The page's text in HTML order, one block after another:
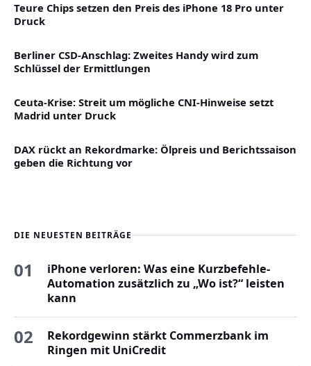
Teure Chips setzen den Preis des iPhone 18 Pro unter
Druck
Berliner CSD-Anschlag: Zweites Handy wird zum
Schlüssel der Ermittlungen
Ceuta-Krise: Streit um mögliche CNI-Hinweise setzt
Madrid unter Druck
DAX rückt an Rekordmarke: Ölpreis und Berichtssaison
geben die Richtung vor
DIE NEUESTEN BEITRÄGE
01
iPhone verloren: Was eine Kurzbefehle-
Automation zusätzlich zu „Wo ist?“ leisten
kann
02
Rekordgewinn stärkt Commerzbank im
Ringen mit UniCredit